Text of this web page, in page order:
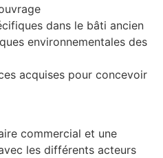
dans le bâti ancien
environnementales des
acquises pour concevoir
commercial et une
les différents acteurs